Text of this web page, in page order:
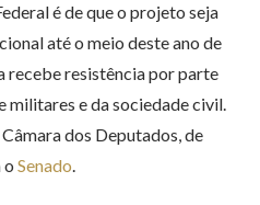
é de que o projeto seja
até o meio deste ano de
recebe resistência por parte
militares e da sociedade civil.
dos Deputados, de
oSenado.